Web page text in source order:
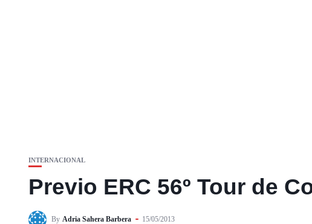
INTERNACIONAL
Previo ERC 56º Tour de
By Adria Sahera Barbera 15/05/2013